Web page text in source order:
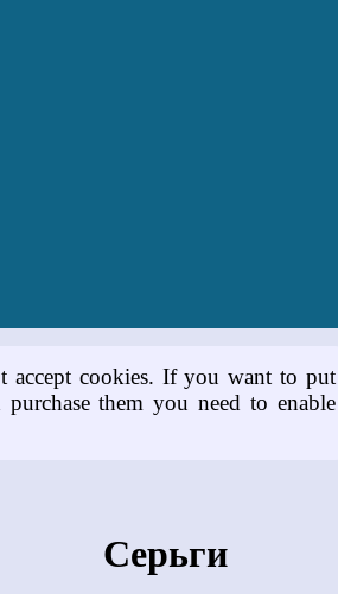
accept cookies. If you want to put
them you need to enable
Серьги